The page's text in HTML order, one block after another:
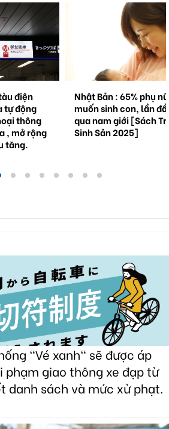
điện
tự động
thông
, mở rộng
tăng.
Nhật Bản : 65% phụ
muốn sinh con, lần
qua nam giới [Sách
Sinh Sản 2025]
"Vé xanh" sẽ được áp
phạm giao thông xe đạp từ
danh sách và mức xử phạt.